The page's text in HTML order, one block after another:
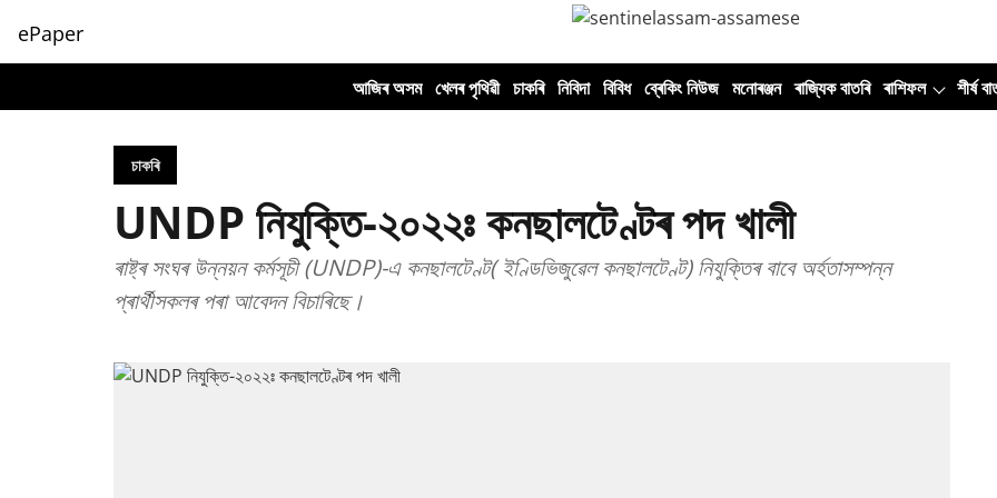
ePaper
আজিৰ অসম খেলৰ পৃথিৱী চাকৰি নিবিদা বিবিধ ব্ৰেকিং নিউজ মনোৰঞ্জন ৰাজ্যিক বাতৰি ৰাশিফল শীৰ্ষ
চাকৰি
UNDP নিযুক্তি-২০২২ঃ কনছালটেণ্টৰ পদ খালী
ৰাষ্ট্ৰ সংঘৰ উন্নয়ন কৰ্মসূচী (UNDP)-এ কনছালটেণ্ট( ইণ্ডিভিজুৱেল কনছালটেণ্ট) নিযুক্তিৰ বাবে অৰ্হতাসম্পন্ন
প্ৰাৰ্থীসকলৰ পৰা আবেদন বিচাৰিছে।